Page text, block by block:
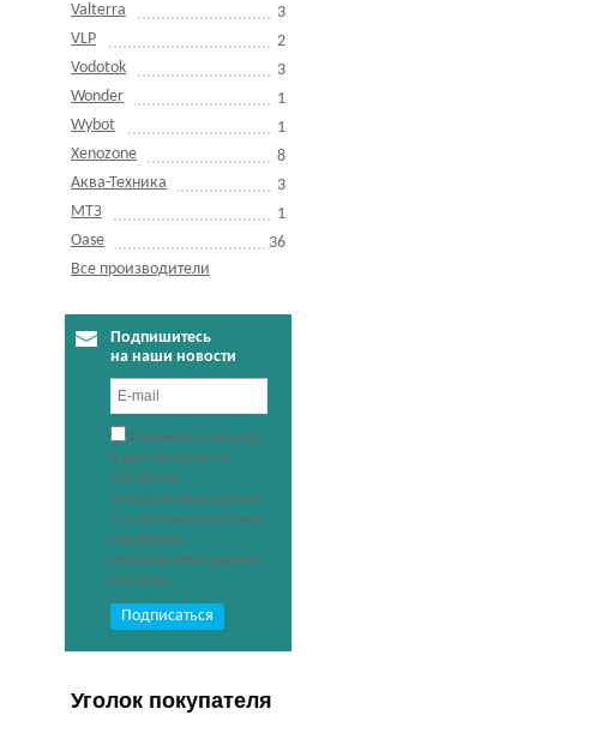
Valterra
3
VLP
2
Vodotok
3
Wonder
1
Wybot
1
Xenozone
8
Аква-Техника
3
МТЗ
1
Оase
36
Все производители
Подпишитесь
на наши новости
Нажимая на кнопку,
я даю согласие на
обработку
персональных данных.
С условиями политики
обработки
персональных данных
согласен.
Уголок покупателя